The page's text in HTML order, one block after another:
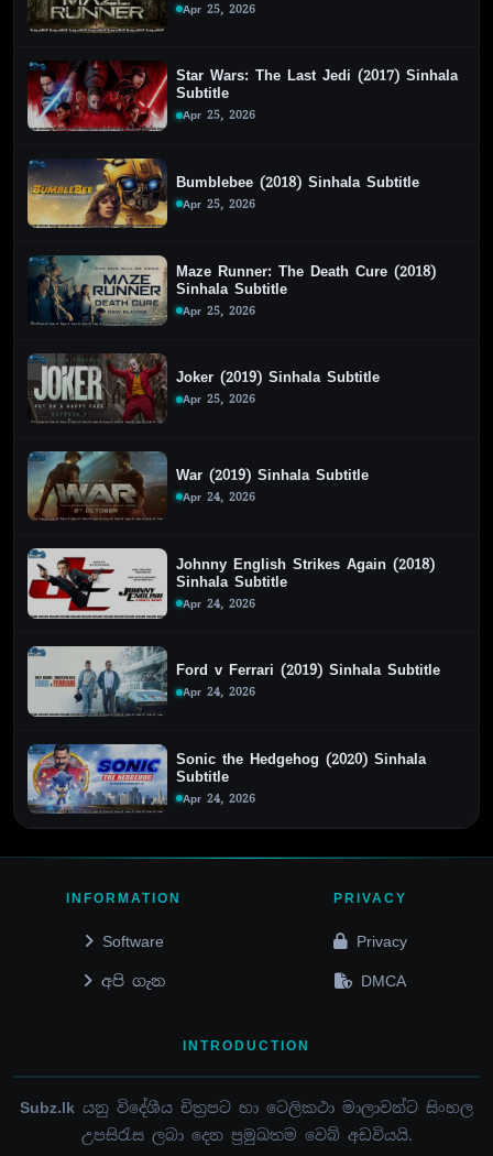
Apr 25, 2026
Star Wars: The Last Jedi (2017) Sinhala
Subtitle
Apr 25, 2026
Bumblebee (2018) Sinhala Subtitle
Apr 25, 2026
Maze Runner: The Death Cure (2018)
Sinhala Subtitle
Apr 25, 2026
Joker (2019) Sinhala Subtitle
Apr 25, 2026
War (2019) Sinhala Subtitle
Apr 24, 2026
Johnny English Strikes Again (2018)
Sinhala Subtitle
Apr 24, 2026
Ford v Ferrari (2019) Sinhala Subtitle
Apr 24, 2026
Sonic the Hedgehog (2020) Sinhala
Subtitle
Apr 24, 2026
INFORMATION
Software
අපි ගැන
PRIVACY
Privacy
DMCA
INTRODUCTION
Subz.lk යනු විදේශීය චිත්‍රපට හා ටෙලිකථා මාලාවන්ට සිංහල
උපසිරැස ලබා දෙන ප්‍රමුඛතම වෙබ් අඩවියයි.